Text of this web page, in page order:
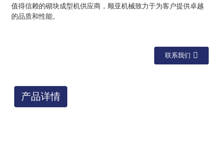
值得信赖的砌块成型机供应商，顺亚机械致力于为客户提供卓越
的品质和性能。
联系我们
产品详情